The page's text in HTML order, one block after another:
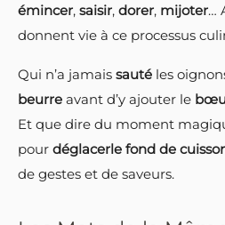
émincer, saisir, dorer, mijoter…
donnent vie à ce processus
Qui n’a jamais sauté les
beurre avant d’y ajouter le
Et que dire du moment
pour déglacerle fond de
de gestes et de saveurs.